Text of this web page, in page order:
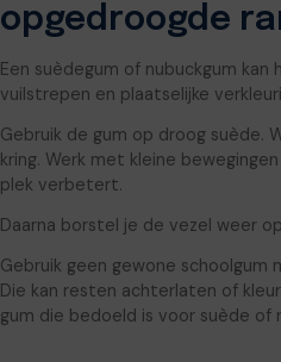
opgedroogde
Een suèdegum of nubuckgum kan
vuilstrepen en plaatselijke
Gebruik de gum op droog suède.
kring. Werk met kleine
plek verbetert.
Daarna borstel je de vezel weer
Gebruik geen gewone
Die kan resten achterlaten of
gum die bedoeld is voor suède of